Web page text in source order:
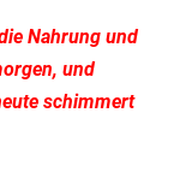
Nahrung und
und
schimmert